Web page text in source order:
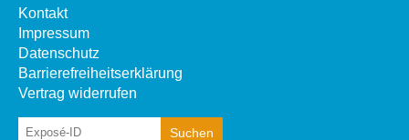
Kontakt
Impressum
Datenschutz
Barrierefreiheitserklärung
Vertrag widerrufen